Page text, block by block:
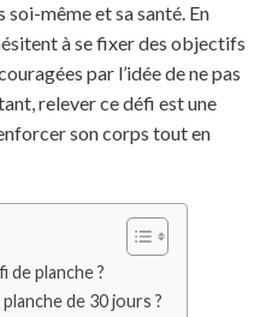
même et sa santé. En
à se fixer des objectifs
par l’idée de ne pas
relever ce défi est une
son corps tout en
de planche ?
de 30 jours ?